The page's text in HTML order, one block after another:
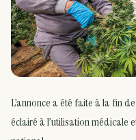
L’annonce a été faite à la fin
éclairé à l’utilisation médicale